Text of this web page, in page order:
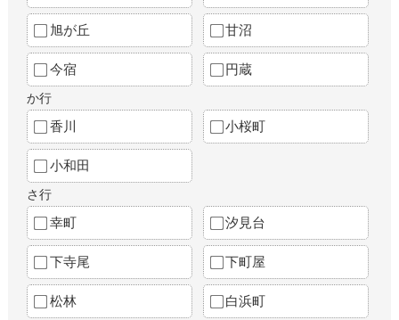
旭が丘 甘沼
今宿 円蔵
か行
香川 小桜町
小和田
さ行
幸町 汐見台
下寺尾 下町屋
松林 白浜町